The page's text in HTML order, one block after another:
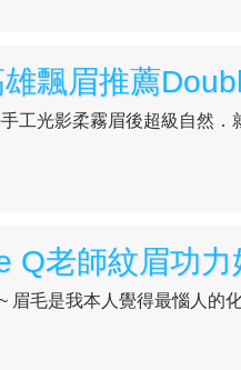
工光影柔霧眉後超級自然
眉毛是我本人覺得最惱人的